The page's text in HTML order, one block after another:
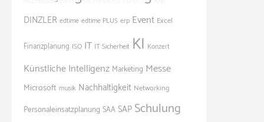
DINZLER edtime edtime PLUS erp Event Excel
Finanzplanung ISO IT IT Sicherheit KI Konzert
Künstliche Intelligenz Marketing Messe
Microsoft musik Nachhaltigkeit Networking
Personaleinsatzplanung SAASAP Schulung